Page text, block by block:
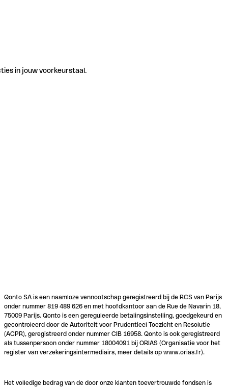
in jouw voorkeurstaal.
Qonto SA is een naamloze vennootschap geregistreerd bij de RCS van Parijs
onder nummer 819 489 626 en met hoofdkantoor aan de Rue de Navarin 18,
75009 Parijs. Qonto is een gereguleerde betalingsinstelling, goedgekeurd en
gecontroleerd door de Autoriteit voor Prudentieel Toezicht en Resolutie
(ACPR), geregistreerd onder nummer CIB 16958. Qonto is ook geregistreerd
als tussenpersoon onder nummer 18004091 bij ORIAS (Organisatie voor het
register van verzekeringsintermediairs, meer details op www.orias.fr).
Het volledige bedrag van de door onze klanten toevertrouwde fondsen is